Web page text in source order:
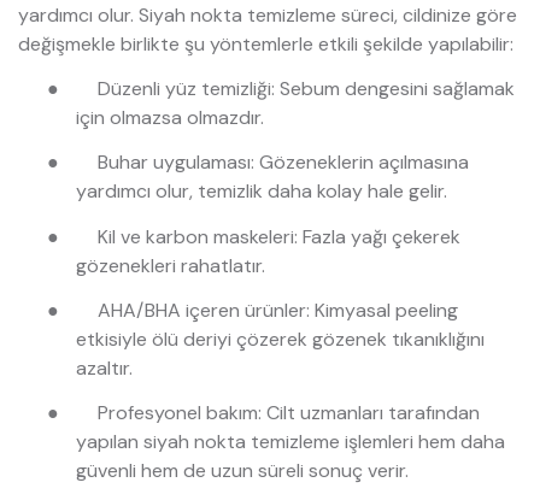
yardımcı olur. Siyah nokta temizleme süreci, cildinize göre
değişmekle birlikte şu yöntemlerle etkili şekilde yapılabilir:
●
Düzenli yüz temizliği: Sebum dengesini sağlamak
için olmazsa olmazdır.
●
Buhar uygulaması: Gözeneklerin açılmasına
yardımcı olur, temizlik daha kolay hale gelir.
●
Kil ve karbon maskeleri: Fazla yağı çekerek
gözenekleri rahatlatır.
●
AHA/BHA içeren ürünler: Kimyasal peeling
etkisiyle ölü deriyi çözerek gözenek tıkanıklığını
azaltır.
●
Profesyonel bakım: Cilt uzmanları tarafından
yapılan siyah nokta temizleme işlemleri hem daha
güvenli hem de uzun süreli sonuç verir.